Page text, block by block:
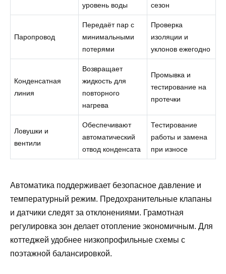
уровень воды
сезон
Паропровод
Передаёт пар с
минимальными
потерями
Проверка
изоляции и
уклонов ежегодно
Конденсатная
линия
Возвращает
жидкость для
повторного
нагрева
Промывка и
тестирование на
протечки
Ловушки и
вентили
Обеспечивают
автоматический
отвод конденсата
Тестирование
работы и замена
при износе
Автоматика поддерживает безопасное давление и
температурный режим. Предохранительные клапаны
и датчики следят за отклонениями. Грамотная
регулировка зон делает отопление экономичным. Для
коттеджей удобнее низкопрофильные схемы с
поэтажной балансировкой.